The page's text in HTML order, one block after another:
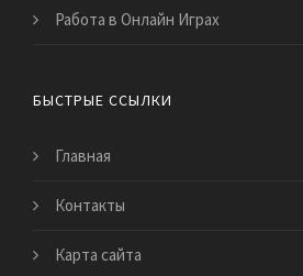
Работа в Онлайн Играх
БЫСТРЫЕ ССЫЛКИ
Главная
Контакты
Карта сайта